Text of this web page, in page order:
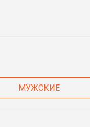
МУЖСКИЕ